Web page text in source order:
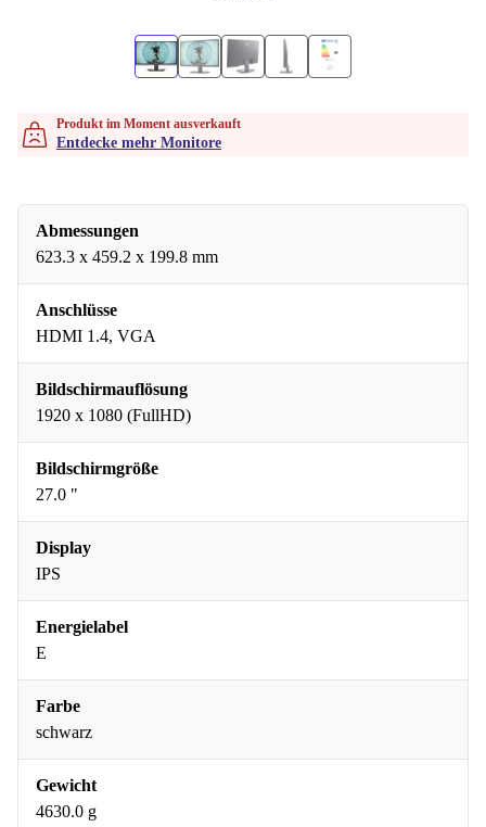
Produkt im Moment ausverkauft
Entdecke mehr Monitore
Abmessungen
623.3 x 459.2 x 199.8 mm
Anschlüsse
HDMI 1.4, VGA
Bildschirmauflösung
1920 x 1080 (FullHD)
Bildschirmgröße
27.0 "
Display
IPS
Energielabel
E
Farbe
schwarz
Gewicht
4630.0 g